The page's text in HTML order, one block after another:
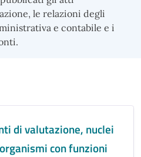
le relazioni degli
e contabile e i
di valutazione, nuclei
con funzioni